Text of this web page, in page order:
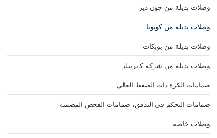
وصلات بديلة من جون دير
وصلات بديلة من كوبوتا
وصلات بديلة من بوبكات
وصلات بديلة من شركة كاتربيلر
صمامات الكرة ذات الضغط العالي
صمامات التحكم في التدفق، صمامات الفحص المضمنة
وصلات خاصة